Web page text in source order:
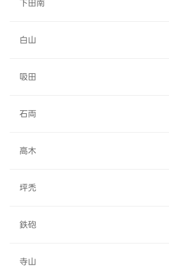
下田南
白山
吸田
石両
高木
坪禿
鉄砲
寺山